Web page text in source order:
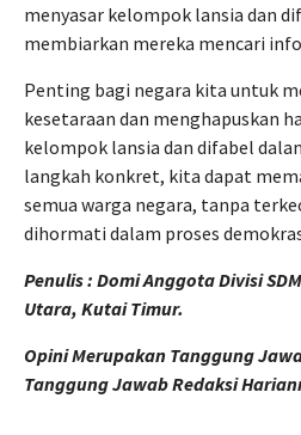
menyasar kelompok lansia dan
membiarkan mereka mencari
Penting bagi negara kita untuk
kesetaraan dan menghapuskan
kelompok lansia dan difabel
langkah konkret, kita dapat
semua warga negara, tanpa
dihormati dalam proses
Penulis : Domi Anggota Divisi
Utara, Kutai Timur.
Opini Merupakan Tanggung
Tanggung Jawab Redaksi